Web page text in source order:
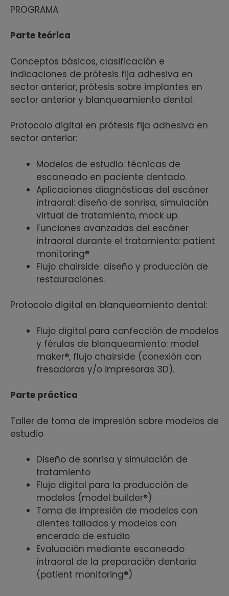
PROGRAMA
Parte teórica
Conceptos básicos, clasificación e
indicaciones de prótesis fija adhesiva en
sector anterior, prótesis sobre implantes en
sector anterior y blanqueamiento dental.
Protocolo digital en prótesis fija adhesiva en
sector anterior:
Modelos de estudio: técnicas de
escaneado en paciente dentado.
Aplicaciones diagnósticas del escáner
intraoral: diseño de sonrisa, simulación
virtual de tratamiento, mock up.
Funciones avanzadas del escáner
intraoral durante el tratamiento: patient
monitoring®
Flujo chairside: diseño y producción de
restauraciones.
Protocolo digital en blanqueamiento dental:
Flujo digital para confección de modelos
y férulas de blanqueamiento: model
maker®, flujo chairside (conexión con
fresadoras y/o impresoras 3D).
Parte práctica
Taller de toma de impresión sobre modelos de
estudio
Diseño de sonrisa y simulación de
tratamiento
Flujo digital para la producción de
modelos (model builder®)
Toma de impresión de modelos con
dientes tallados y modelos con
encerado de estudio
Evaluación mediante escaneado
intraoral de la preparación dentaria
(patient monitoring®)